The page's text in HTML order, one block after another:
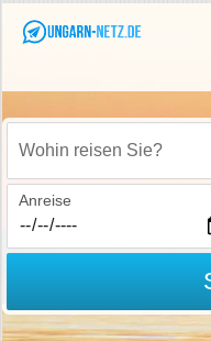
Wohin reisen Sie?
Anreise